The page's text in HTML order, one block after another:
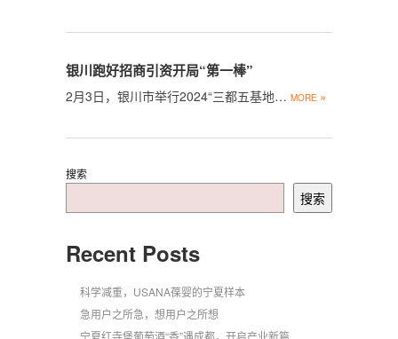
银川跑好招商引资开局“第一棒”
2月3日，银川市举行2024“三都五基地… MORE »
搜索
搜索
Recent Posts
科学减重，USANA葆婴的宁夏样本
急用户之所急，想用户之所想
宁夏红寺堡葡萄酒“香”遇成都，开启产业新篇